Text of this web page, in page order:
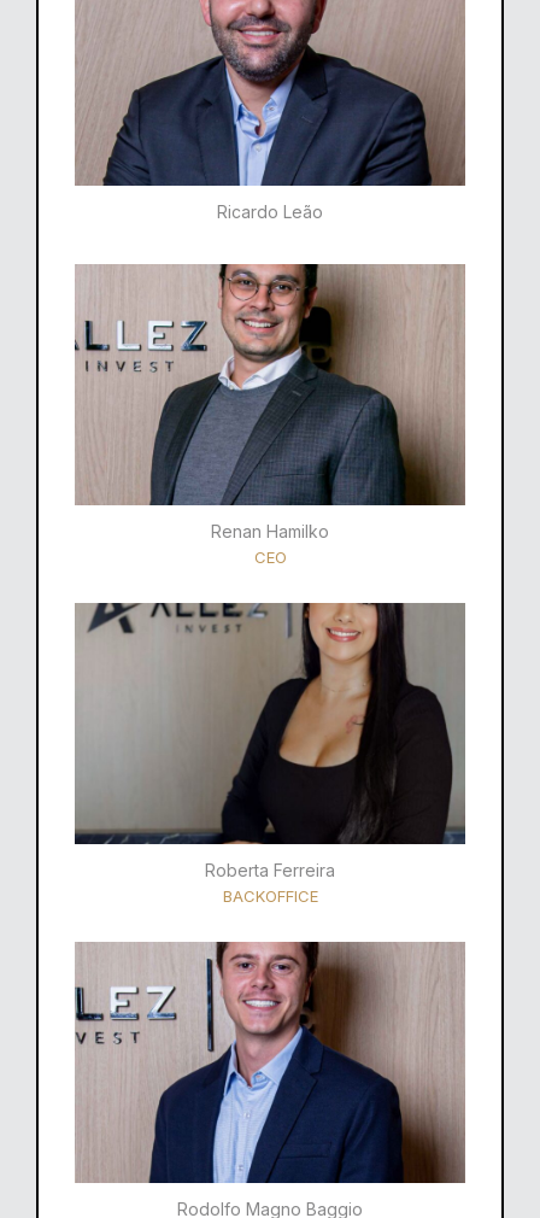
Ricardo Leão​
Renan Hamilko​
CEO
Roberta Ferreira
BACKOFFICE
Rodolfo Magno Baggio​​